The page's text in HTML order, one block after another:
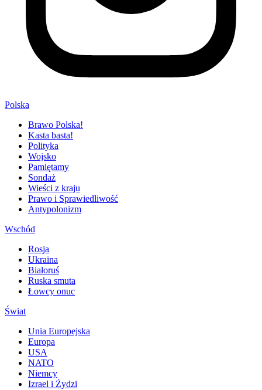
Polska
Brawo Polska!
Kasta basta!
Polityka
Wojsko
Pamiętamy
Sondaż
Wieści z kraju
Prawo i Sprawiedliwość
Antypolonizm
Wschód
Rosja
Ukraina
Białoruś
Ruska smuta
Łowcy onuc
Świat
Unia Europejska
Europa
USA
NATO
Niemcy
Izrael i Żydzi